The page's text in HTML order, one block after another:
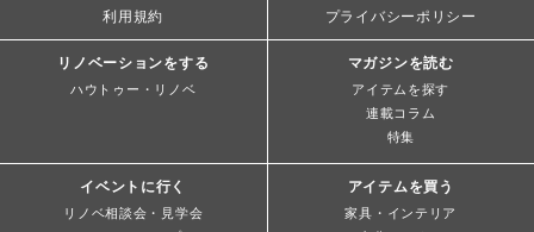
利用規約 プライバシーポリシー
リノベーションをする
ハウトゥー・リノベ
マガジンを読む
アイテムを探す
連載コラム
特集
イベントに行く
リノベ相談会・見学会
アイテムを買う
家具・インテリア